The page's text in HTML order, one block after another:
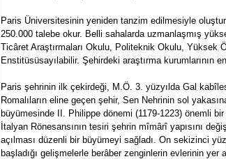
Paris Üniversitesinin yeniden tanzim edilmesiyle
250.000 talebe okur. Belli sahalarda uzmanlaşmış
Ticâret Araştırmaları Okulu, Politeknik Okulu, Yüksek
Enstitüsüsayılabilir. Şehirdeki araştırma kurumlarının
Paris şehrinin ilk çekirdeği, M.Ö. 3. yüzyılda Gal
Romalıların eline geçen şehir, Sen Nehrinin sol
büyümesinde II. Philippe dönemi (1179-1223) önemli
İtalyan Rönesansının tesiri şehrin mîmârî yapısını
açılması düzenli bir büyümeyi sağladı. On sekizinci
başladığı gelişmelerle berâber zenginlerin evlerinin yer